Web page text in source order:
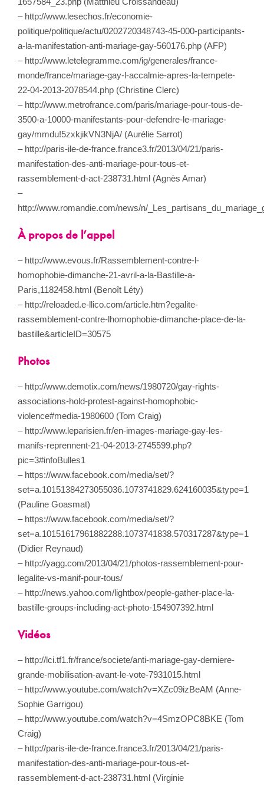
– http://www.lesechos.fr/economie-
politique/politique/actu/0202720348743-45-000-participants-
a-la-manifestation-anti-mariage-gay-560176.php (AFP)
– http://www.letelegramme.com/ig/generales/france-
monde/france/mariage-gay-l-accalmie-apres-la-tempete-
22-04-2013-2078544.php (Christine Clerc)
– http://www.metrofrance.com/paris/mariage-pour-tous-de-
3500-a-10000-manifestants-pour-defendre-le-mariage-
gay/mmdu!5zxkjikVN3NjA/ (Aurélie Sarrot)
– http://paris-ile-de-france.france3.fr/2013/04/21/paris-
manifestation-des-anti-mariage-pour-tous-et-
rassemblement-d-act-238731.html (Agnès Amar)
–
http://www.romandie.com/news/n/
À propos de l’appel
– http://www.evous.fr/Rassemblement-contre-l-
homophobie-dimanche-21-avril-a-la-Bastille-a-
Paris,1182458.html (Benoît Léty)
– http://reloaded.e-llico.com/article.htm?egalite-
rassemblement-contre-lhomophobie-dimanche-place-de-la-
bastille&articleID=30575
Photos
– http://www.demotix.com/news/1980720/gay-rights-
associations-hold-protest-against-homophobic-
violence#media-1980600 (Tom Craig)
– http://www.leparisien.fr/en-images-mariage-gay-les-
manifs-reprennent-21-04-2013-2745599.php?
pic=3#infoBulles1
– https://www.facebook.com/media/set/?
set=a.10151384273055036.1073741829.624160035&type=1
(Pauline Goasmat)
– https://www.facebook.com/media/set/?
set=a.10151617961882288.1073741838.570317287&type=1
(Didier Reynaud)
– http://yagg.com/2013/04/21/photos-rassemblement-pour-
legalite-vs-manif-pour-tous/
– http://news.yahoo.com/lightbox/people-gather-place-la-
bastille-groups-including-act-photo-154907392.html
Vidéos
– http://lci.tf1.fr/france/societe/anti-mariage-gay-derniere-
grande-mobilisation-avant-le-vote-7931015.html
– http://www.youtube.com/watch?v=XZc09izBeAM (Anne-
Sophie Garrigou)
– http://www.youtube.com/watch?v=4SmzOPC8BKE (Tom
Craig)
– http://paris-ile-de-france.france3.fr/2013/04/21/paris-
manifestation-des-anti-mariage-pour-tous-et-
rassemblement-d-act-238731.html (Virginie